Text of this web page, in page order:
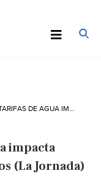
impacta
(La Jornada)